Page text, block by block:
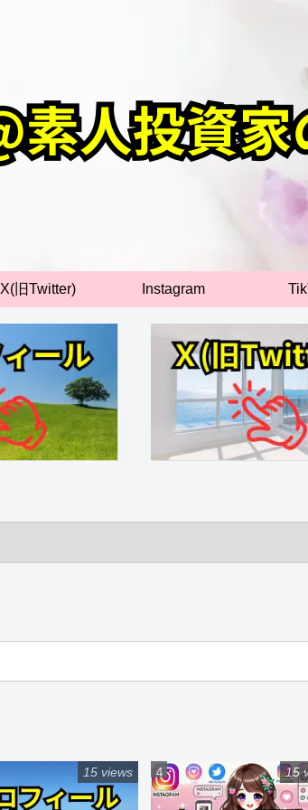
X(旧Twitter) Instagram
15 views 15